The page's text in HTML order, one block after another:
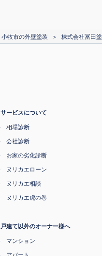
小牧市の外壁塗装 ＞ 株式会社冨田
サービスについて
相場診断
会社診断
お家の劣化診断
ヌリカエローン
ヌリカエ相談
ヌリカエ虎の巻
戸建て以外のオーナー様へ
マンション